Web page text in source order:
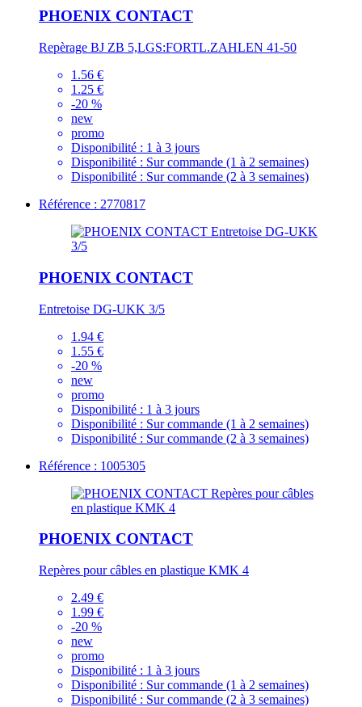
PHOENIX CONTACT
Repèrage BJ ZB 5,LGS:FORTL.ZAHLEN 41-50
1.56 €
1.25 €
-20 %
new
promo
Disponibilité : 1 à 3 jours
Disponibilité : Sur commande (1 à 2 semaines)
Disponibilité : Sur commande (2 à 3 semaines)
Référence : 2770817
PHOENIX CONTACT
Entretoise DG-UKK 3/5
1.94 €
1.55 €
-20 %
new
promo
Disponibilité : 1 à 3 jours
Disponibilité : Sur commande (1 à 2 semaines)
Disponibilité : Sur commande (2 à 3 semaines)
Référence : 1005305
PHOENIX CONTACT
Repères pour câbles en plastique KMK 4
2.49 €
1.99 €
-20 %
new
promo
Disponibilité : 1 à 3 jours
Disponibilité : Sur commande (1 à 2 semaines)
Disponibilité : Sur commande (2 à 3 semaines)